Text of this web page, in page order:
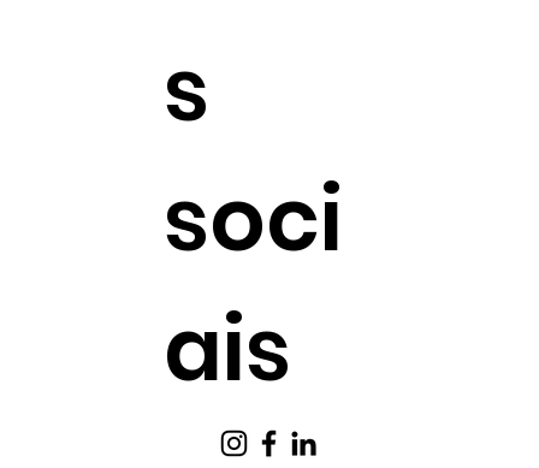
s
soci
ais